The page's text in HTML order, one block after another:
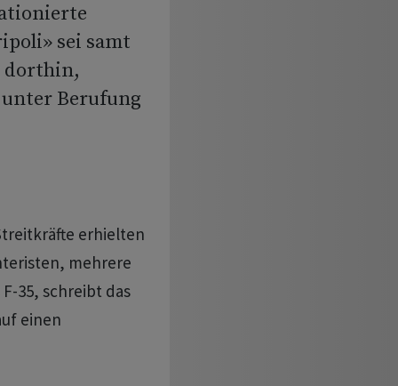
sei samt
dorthin,
unter Berufung
erhielten
mehrere
35, schreibt das
einen